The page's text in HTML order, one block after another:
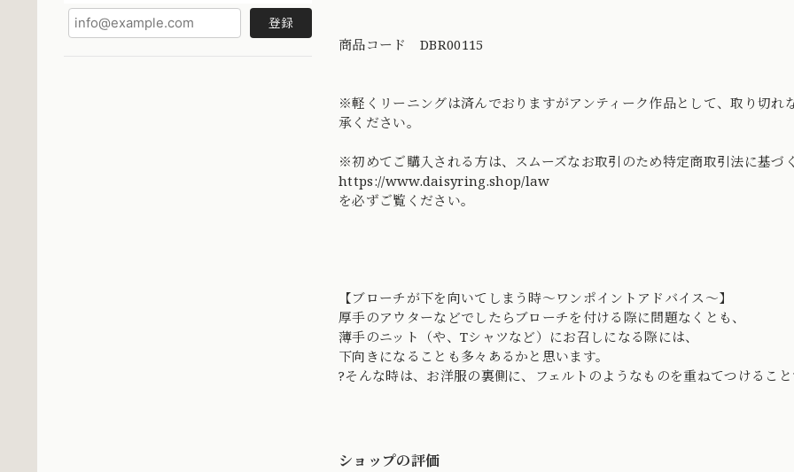
登録
商品コード DBR00115
※軽くリーニングは済んでおりますがアンティーク作品として、取り切
承ください。
※初めてご購入される方は、スムーズなお取引のため特定商取引法に基
https://www.daisyring.shop/law
を必ずご覧ください。
【ブローチが下を向いてしまう時〜ワンポイントアドバイス〜】
厚手のアウターなどでしたらブローチを付ける際に問題なくとも、
薄手のニット（や、Tシャツなど）にお召しになる際には、
下向きになることも多々あるかと思います。
?そんな時は、お洋服の裏側に、フェルトのようなものを重ねてつけるこ
ショップの評価